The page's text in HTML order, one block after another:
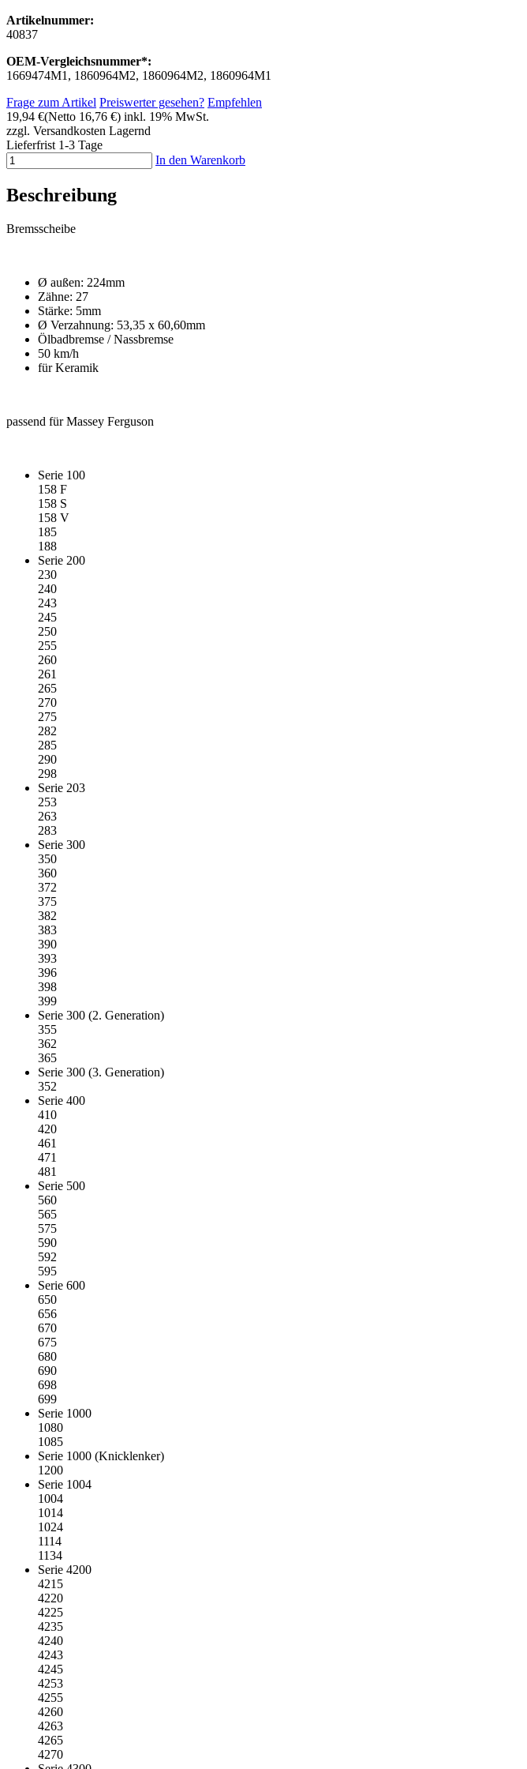
Artikelnummer:
40837
OEM-Vergleichsnummer*:
1669474M1, 1860964M2, 1860964M2, 1860964M1
Frage zum Artikel Preiswerter gesehen? Empfehlen
19,94 €(Netto 16,76 €) inkl. 19% MwSt.
zzgl. Versandkosten Lagernd
Lieferfrist 1-3 Tage
In den Warenkorb
Beschreibung
Bremsscheibe
Ø außen: 224mm
Zähne: 27
Stärke: 5mm
Ø Verzahnung: 53,35 x 60,60mm
Ölbadbremse / Nassbremse
50 km/h
für Keramik
passend für Massey Ferguson
Serie 100
158 F
158 S
158 V
185
188
Serie 200
230
240
243
245
250
255
260
261
265
270
275
282
285
290
298
Serie 203
253
263
283
Serie 300
350
360
372
375
382
383
390
393
396
398
399
Serie 300 (2. Generation)
355
362
365
Serie 300 (3. Generation)
352
Serie 400
410
420
461
471
481
Serie 500
560
565
575
590
592
595
Serie 600
650
656
670
675
680
690
698
699
Serie 1000
1080
1085
Serie 1000 (Knicklenker)
1200
Serie 1004
1004
1014
1024
1114
1134
Serie 4200
4215
4220
4225
4235
4240
4243
4245
4253
4255
4260
4263
4265
4270